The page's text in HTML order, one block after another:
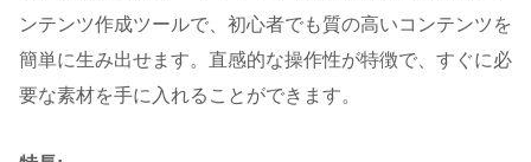
ンテンツ作成ツールで、初心者でも質の高いコンテンツを
簡単に生み出せます。直感的な操作性が特徴で、すぐに必
要な素材を手に入れることができます。